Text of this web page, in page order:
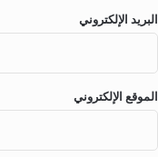
البريد الإلكتروني
الموقع الإلكتروني